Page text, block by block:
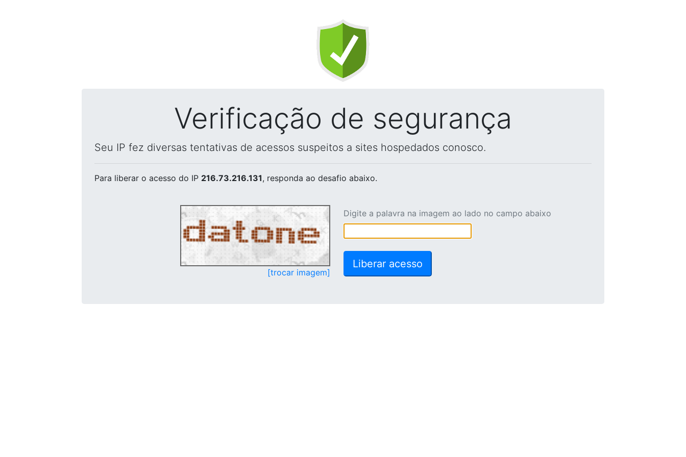
Verificação de segurança
Seu IP fez diversas tentativas de acessos suspeitos a sites hospedados conosco.
Para liberar o acesso do IP 216.73.216.131, responda ao desafio abaixo.
[trocar imagem]
Digite a palavra na imagem ao lado no campo abaixo